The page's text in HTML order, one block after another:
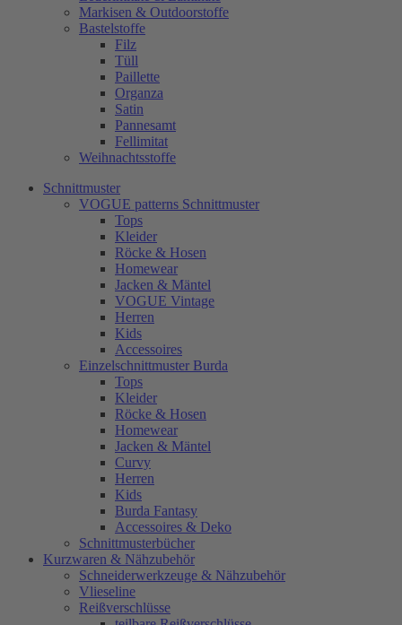
Markisen & Outdoorstoffe
Bastelstoffe
Filz
Tüll
Paillette
Organza
Satin
Pannesamt
Fellimitat
Weihnachtsstoffe
Schnittmuster
VOGUE patterns Schnittmuster
Tops
Kleider
Röcke & Hosen
Homewear
Jacken & Mäntel
VOGUE Vintage
Herren
Kids
Accessoires
Einzelschnittmuster Burda
Tops
Kleider
Röcke & Hosen
Homewear
Jacken & Mäntel
Curvy
Herren
Kids
Burda Fantasy
Accessoires & Deko
Schnittmusterbücher
Kurzwaren & Nähzubehör
Schneiderwerkzeuge & Nähzubehör
Vlieseline
Reißverschlüsse